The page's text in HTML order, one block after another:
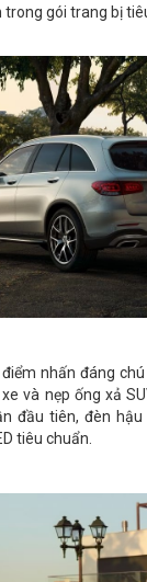
trong gói trang bị
nhấn đáng
và nẹp ống xả
đầu tiên, đèn
tiêu chuẩn.